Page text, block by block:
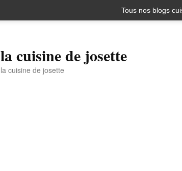
Tous nos blogs
la cuisine de josette
la cuisine de josette